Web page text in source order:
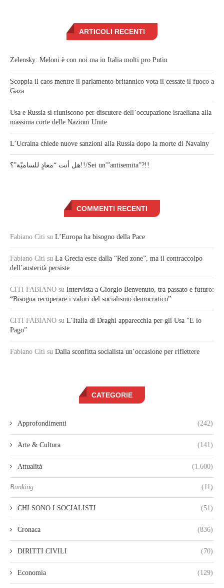
ARTICOLI RECENTI
Zelensky: Meloni è con noi ma in Italia molti pro Putin
Scoppia il caos mentre il parlamento britannico vota il cessate il fuoco a
Gaza
Usa e Russia si riuniscono per discutere dell’occupazione israeliana alla
massima corte delle Nazioni Unite
L’Ucraina chiede nuove sanzioni alla Russia dopo la morte di Navalny
هل أنت “معادٍ للساميّة”؟!!/Sei un'”antisemita”?!!
COMMENTI RECENTI
Fabiano Citi su L’Europa ha bisogno della Pace
Fabiano Citi su La Grecia esce dalla “Red zone”, ma il contraccolpo
dell’austerità persiste
CITI FABIANO su Intervista a Giorgio Benvenuto, tra passato e futuro:
“Bisogna recuperare i valori del socialismo democratico”
CITI FABIANO su L’Italia di Draghi apparecchia per gli Usa “E io
Pago”
Fabiano Citi su Dalla sconfitta socialista un’occasione per riflettere
CATEGORIE
Approfondimenti (242)
Arte & Cultura (141)
Attualità (1.600)
Banking (11)
CHI SONO I SOCIALISTI (51)
Cronaca (836)
DIRITTI CIVILI (70)
Economia (129)